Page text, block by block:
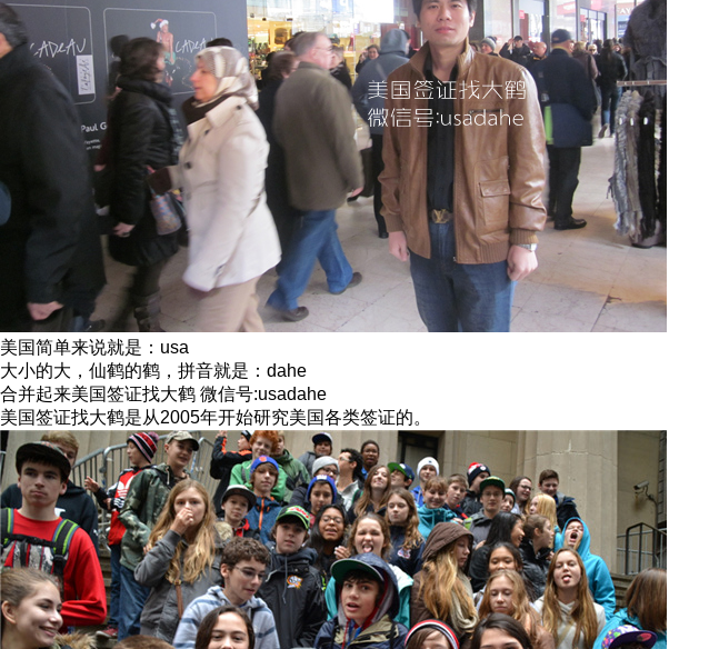
美国简单来说就是：usa
大小的大，仙鹤的鹤，拼音就是：dahe
合并起来美国签证找大鹤 微信号:usadahe
美国签证找大鹤是从2005年开始研究美国各类签证的。